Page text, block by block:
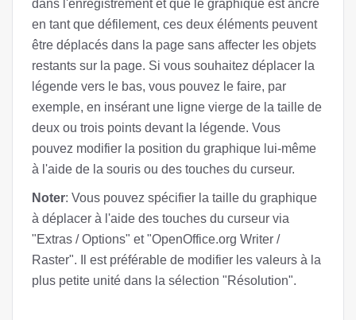
dans l'enregistrement et que le graphique est ancré
en tant que défilement, ces deux éléments peuvent
être déplacés dans la page sans affecter les objets
restants sur la page. Si vous souhaitez déplacer la
légende vers le bas, vous pouvez le faire, par
exemple, en insérant une ligne vierge de la taille de
deux ou trois points devant la légende. Vous
pouvez modifier la position du graphique lui-même
à l'aide de la souris ou des touches du curseur.
Noter: Vous pouvez spécifier la taille du graphique
à déplacer à l'aide des touches du curseur via
"Extras / Options" et "OpenOffice.org Writer /
Raster". Il est préférable de modifier les valeurs à la
plus petite unité dans la sélection "Résolution".